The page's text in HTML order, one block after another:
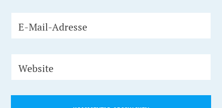
E-Mail-Adresse
Website